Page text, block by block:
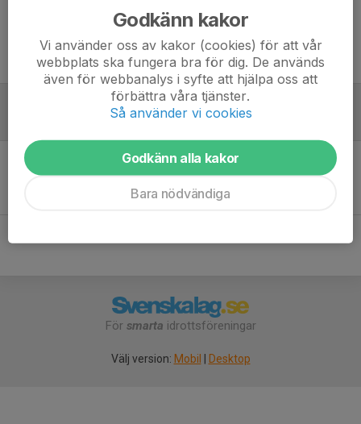
Samling 13:15
Endast kallade kunde anmäla sig till aktiviteten. 19 personer var kallade.
Logga in här
Inget referat skrivet
För smarta idrottsföreningar
Välj version: Mobil Desktop
Godkänn kakor
Vi använder oss av kakor (cookies) för att vår
webbplats ska fungera bra för dig. De används
även för webbanalys i syfte att hjälpa oss att
förbättra våra tjänster.
Så använder vi cookies
Godkänn alla kakor
Bara nödvändiga